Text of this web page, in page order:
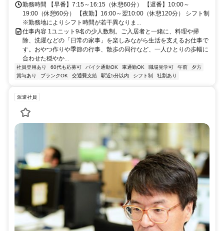
勤務時間 【早番】7:15～16:15（休憩60分） 【遅番】10:00～
19:00（休憩60分） 【夜勤】16:00～翌10:00（休憩120分） シフト制
※勤務地によりシフト時間が若干異なりま...
仕事内容 1ユニット9名の少人数制。ご入居者と一緒に、料理や掃
除、洗濯などの「日常の家事」を楽しみながら生活を支えるお仕事で
す。おやつ作りや季節の行事、散歩の同行など、一人ひとりの歩幅に
合わせた穏やか...
社員登用あり 60代も応募可 バイク通勤OK 車通勤OK 職場見学可 午前
夕方
賞与あり
ブランクOK 交通費支給 駅近5分以内 シフト制 社割あり
派遣社員